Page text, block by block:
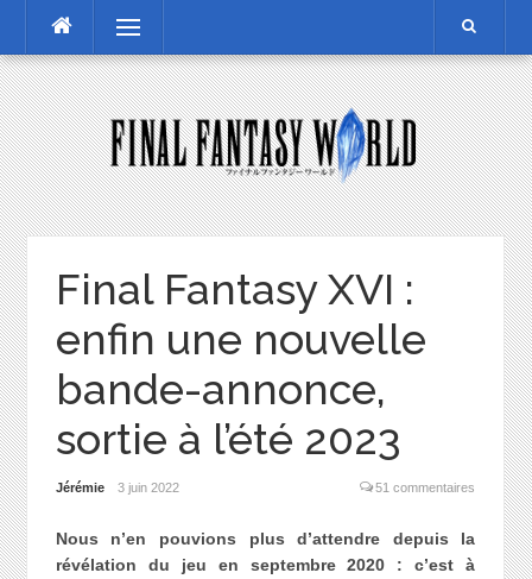
content
Menu
Final Fantasy XVI :
enfin une nouvelle
bande-annonce,
sortie à l’été 2023
Jérémie 3 juin 2022 51 commentaires
Nous n’en pouvions plus d’attendre depuis la
révélation du jeu en septembre 2020 : c’est à